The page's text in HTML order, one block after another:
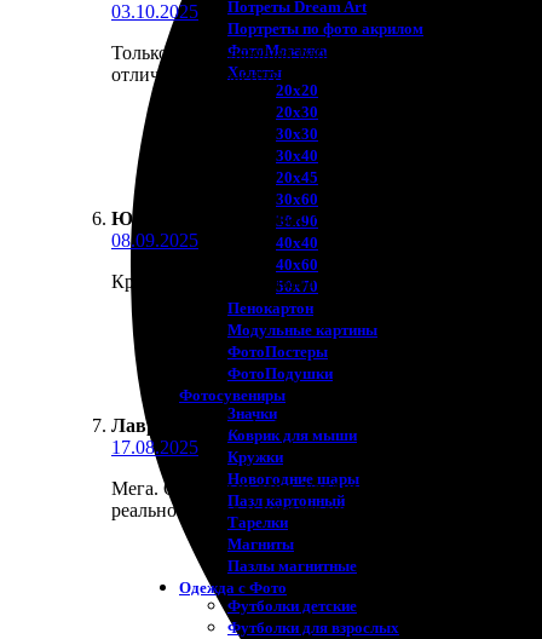
Потреты Dream Art
Портреты по фото акрилом
ФотоМозаика
Холсты
20х20
20х30
30х30
30х40
20х45
30х60
30х90
40х40
40х60
50х70
Пенокартон
Модульные картины
ФотоПостеры
ФотоПодушки
Фотоcувениры
Значки
Коврик для мыши
Кружки
Новогодние шары
Пазл картонный
Тарелки
Магниты
Пазлы магнитные
Одежда с Фото
Футболки детские
Футболки для взрослых
03.10.2025
Только впечатляющая работа! Сделала календари
отлично! Рекомендую всем друзьям!
Юлиана Олейникова : ★
08.09.2025
Крутой сервис! Заказала календарь, всё очень
Лаврентий Е. : ★ ★
17.08.2025
Мега. Отличный сайт. Удобный интерфейс.
реально быстро и качественно!